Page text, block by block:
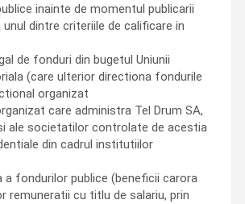
inainte de momentul publicarii
dintre criteriile de calificare in
de fonduri din bugetul Uniunii
(care ulterior directiona fondurile
organizat
care administra Tel Drum SA,
ale societatilor controlate de acestia
din cadrul institutiilor
fondurilor publice (beneficii carora
remuneratii cu titlu de salariu, prin